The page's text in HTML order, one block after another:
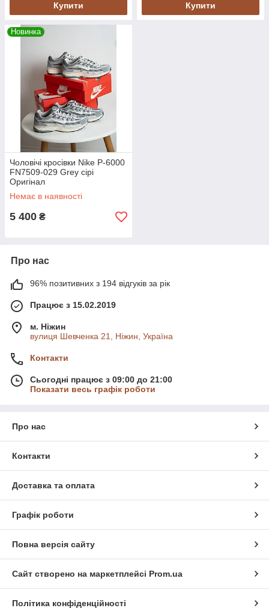
Купити Купити
Новинка
Чоловічі кросівки Nike P-6000
FN7509-029 Grey сірі
Оригінал
Немає в наявності
5 400 ₴
Про нас
96% позитивних з 194 відгуків за рік
Працює з 15.02.2019
м. Ніжин
вулиця Шевченка 21, Ніжин, Україна
Контакти
Сьогодні працює з 09:00 до 21:00
Показати весь графік роботи
Про нас
Контакти
Доставка та оплата
Графік роботи
Повна версія сайту
Сайт створено на маркетплейсі Prom.ua
Політика конфіденційності